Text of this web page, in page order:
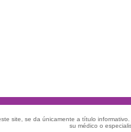
site, se da únicamente a título
su médico o